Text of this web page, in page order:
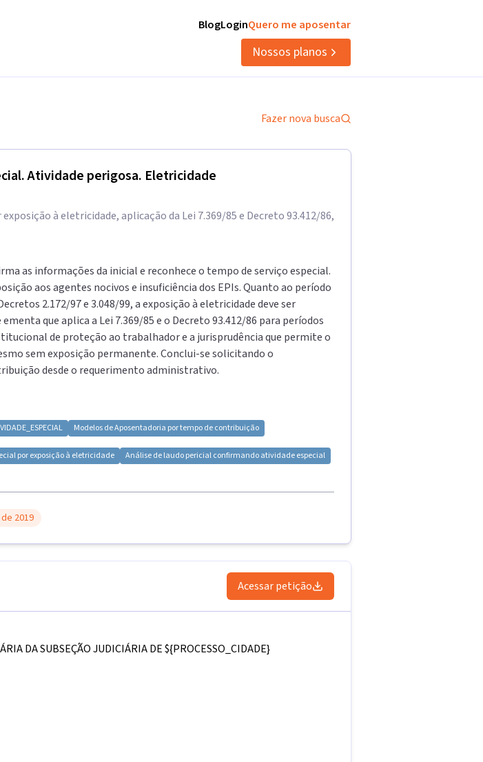
BlogLoginQuero me aposentar
Nossos planos
Fazer nova busca
Atividade perigosa. Eletricidade
à eletricidade, aplicação da Lei 7.369/85 e Decreto 93.412/86,
as informações da inicial e reconhece o tempo de serviço especial.
aos agentes nocivos e insuficiência dos EPIs. Quanto ao período
2.172/97 e 3.048/99, a exposição à eletricidade deve ser
que aplica a Lei 7.369/85 e o Decreto 93.412/86 para períodos
de proteção ao trabalhador e a jurisprudência que permite o
sem exposição permanente. Conclui-se solicitando o
desde o requerimento administrativo.
Modelos deAposentadoria por tempo de contribuição
por exposição à eletricidade Análise de laudo pericial confirmando atividade especial
2019
Acessar petição
DA SUBSEÇÃO JUDICIÁRIA DE${PROCESSO_CIDADE}